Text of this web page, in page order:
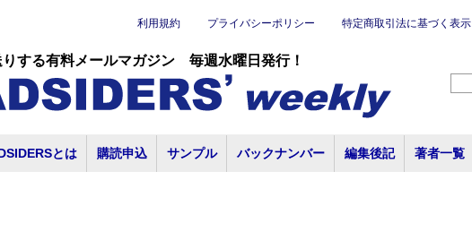
する有料メールマガジン 毎週水曜日発行！
利用規約 プライバシーポリシー 特定商取引法に基づく表示
とは 購読申込 サンプル バックナンバー 編集後記 著者一覧